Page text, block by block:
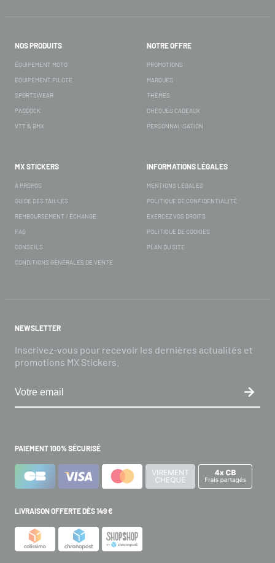
NOS PRODUITS
ÉQUIPEMENT MOTO
ÉQUIPEMENT PILOTE
SPORTSWEAR
PADDOCK
VTT & BMX
NOTRE OFFRE
PROMOTIONS
MARQUES
THÈMES
CHÈQUES CADEAUX
PERSONNALISATION
MX STICKERS
À PROPOS
GUIDE DES TAILLES
REMBOURSEMENT / ÉCHANGE
FAQ
CONSEILS
CONDITIONS GÉNÉRALES DE VENTE
INFORMATIONS LÉGALES
MENTIONS LÉGALES
POLITIQUE DE CONFIDENTIALITÉ
EXERCEZ VOS DROITS
POLITIQUE DE COOKIES
PLAN DU SITE
NEWSLETTER
Inscrivez-vous pour recevoir les dernières actualités et
promotions MX Stickers.
PAIEMENT 100% SÉCURISÉ
LIVRAISON OFFERTE DÈS 149 €